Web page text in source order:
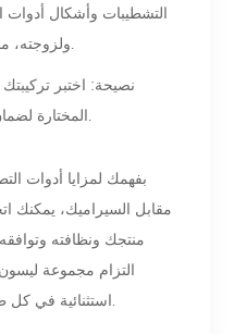
التشطيبات وأشكال أدوات
ولزوجته، مما يضمن تجربة استخدام سلسة.
نصيحة: اختبر تركيبتك
المختارة لضمان الأداء الأمثل ورضا العملاء.
بفهمك لمزايا أدوات
مقابل السيراميك، يمكنك
منتجك ونظافته
التزام مجموعة
استثنائية في كل طلبية بالجملة لعبوات كريم العين.